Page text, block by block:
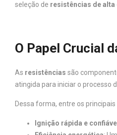
seleção de resistências de alta
O Papel Crucial
As resistências são
atingida para iniciar o processo
Dessa forma, entre os
Ignição rápida e confiável